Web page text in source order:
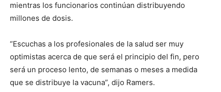
mientras los funcionarios continúan distribuyendo
millones de dosis.
“Escuchas a los profesionales de la salud ser muy
optimistas acerca de que será el principio del fin, pero
será un proceso lento, de semanas o meses a medida
que se distribuye la vacuna”, dijo Ramers.